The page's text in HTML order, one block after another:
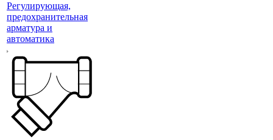
Регулирующая,
предохранительная
арматура и
автоматика